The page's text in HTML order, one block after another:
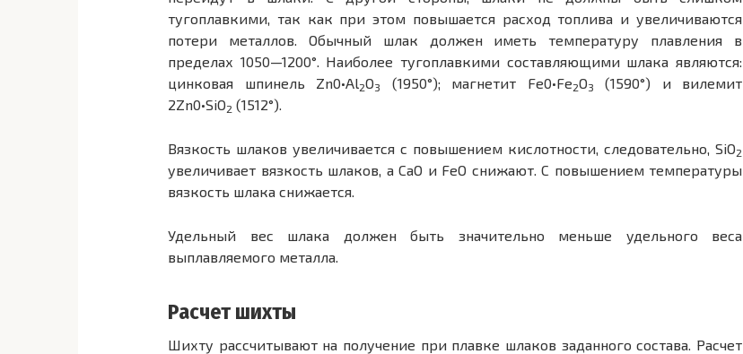
тугоплавкими, так как при этом повышается расход топлива и увеличиваются
потери металлов. Обычный шлак должен иметь температуру плавления в
пределах 1050—1200°. Наиболее тугоплавкими составляющими шлака являются:
цинковая шпинель Zn0•Al2O3 (1950°); магнетит Fe0•Fe2O3
(1590°) и вилемит
2Zn0•SiO2 (1512°).
Вязкость шлаков увеличивается с повышением кислотности, следовательно, SiO2
увеличивает вязкость шлаков, а СаО и FeO снижают. С повышением температуры
вязкость шлака снижается.
Удельный вес шлака должен быть значительно меньше удельного веса
выплавляемого металла.
Расчет шихты
Шихту рассчитывают на получение при плавке шлаков заданного состава. Расчет